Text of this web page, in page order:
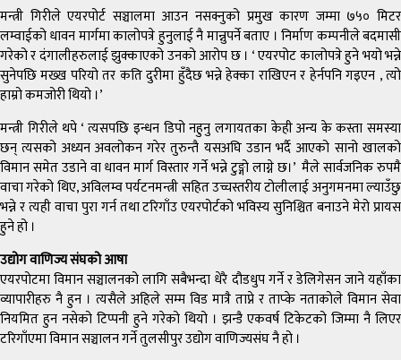
मन्त्री गिरीले एयरपोर्ट सञ्चालमा आउन नसक्नुको प्रमुख कारण जम्मा ७५० मिटर
लम्वाईको धावन मार्गमा कालोपत्रे हुनुलाई नै मान्नुपर्ने बताए । निर्माण कम्पनीले बदमासी
गरेको र दंगालीहरुलाई झुक्काएको उनको आरोप छ । ‘ एयरपोट कालोपत्रे हुने भयो भन्ने
सुनेपछि मख्ख परियो तर कति दुरीमा हुँदैछ भन्ने हेक्का राखिएन र हेर्नपनि गइएन , त्यो
हाम्रो कमजोरी थियो ।’
मन्त्री गिरीले थपे ‘ त्यसपछि इन्धन डिपो नहुनु लगायतका केही अन्य के कस्ता समस्या
छन् त्यसको अध्यन अवलोकन गरेर तुरुन्तै यसअघि उडान भर्दै आएको सानो खालको
विमान समेत उडाने वा धावन मार्ग विस्तार गर्ने भन्ने टुङ्गो लाग्ने छ।’ मैले सार्वजनिक रुपमै
वाचा गरेको थिए, अविलम्व पर्यटनमन्त्री सहित उच्चस्तरीय टोलीलाई अनुगमनमा ल्याउँछु
भन्ने र त्यही वाचा पुरा गर्न तथा टरिगाँउ एयरपोर्टको भविस्य सुनिश्चित बनाउने मेरो प्रायस
हुने हो ।
उद्योग वाणिज्य संघको आषा
एयरपोटमा विमान सञ्चालनको लागि सबैभन्दा धेरै दौडधुप गर्ने र डेलिगेसन जाने यहाँका
व्यापारीहरु नै हुन । त्यसैले अहिले सम्म विड मात्रै ताप्ने र ताप्के नताकोले विमान सेवा
नियमित हुन नसेको टिप्पनी हुने गरेको थियो । झन्डै एकवर्ष टिकेटको जिम्मा नै लिएर
टरिगाँएमा विमान सञ्चालन गर्ने तुलसीपुर उद्योग वाणिज्यसंघ नै हो ।